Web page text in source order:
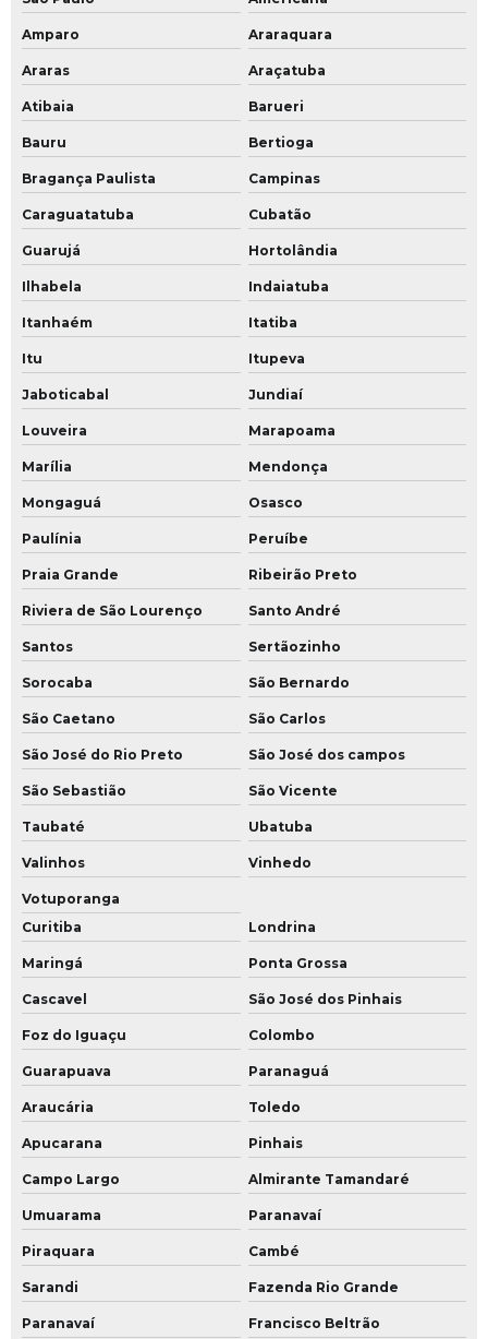
Amparo Araraquara
Araras Araçatuba
Atibaia Barueri
Bauru Bertioga
Bragança Paulista Campinas
Caraguatatuba Cubatão
Guarujá Hortolândia
Ilhabela Indaiatuba
Itanhaém Itatiba
Itu Itupeva
Jaboticabal Jundiaí
Louveira Marapoama
Marília Mendonça
Mongaguá Osasco
Paulínia Peruíbe
Praia Grande Ribeirão Preto
Riviera de São Lourenço Santo André
Santos Sertãozinho
Sorocaba São Bernardo
São Caetano São Carlos
São José do Rio Preto São José dos campos
São Sebastião São Vicente
Taubaté Ubatuba
Valinhos Vinhedo
Votuporanga
Curitiba
Londrina
Maringá Ponta Grossa
Cascavel São José dos Pinhais
Foz do Iguaçu Colombo
Guarapuava Paranaguá
Araucária Toledo
Apucarana Pinhais
Campo Largo Almirante Tamandaré
Umuarama Paranavaí
Piraquara Cambé
Sarandi Fazenda Rio Grande
Paranavaí Francisco Beltrão